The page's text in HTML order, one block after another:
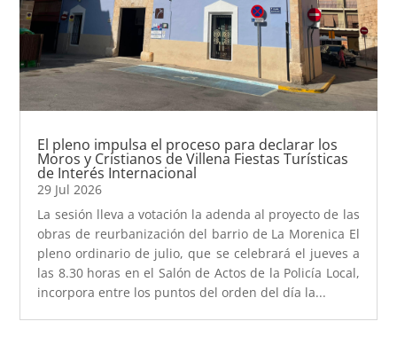
El pleno impulsa el proceso para declarar los
Moros y Cristianos de Villena Fiestas Turísticas
de Interés Internacional
29 Jul 2026
La sesión lleva a votación la adenda al proyecto de las
obras de reurbanización del barrio de La Morenica El
pleno ordinario de julio, que se celebrará el jueves a
las 8.30 horas en el Salón de Actos de la Policía Local,
incorpora entre los puntos del orden del día la...